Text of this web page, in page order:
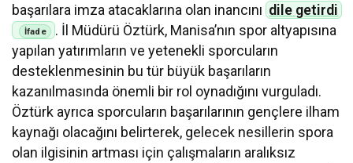
başarılara imza atacaklarına olan inancını dile getirdi
. İl Müdürü Öztürk, Manisa’nın spor altyapısına
yapılan yatırımların ve yetenekli sporcuların
desteklenmesinin bu tür büyük başarıların
kazanılmasında önemli bir rol oynadığını vurguladı.
Öztürk ayrıca sporcuların başarılarının gençlere ilham
kaynağı olacağını belirterek, gelecek nesillerin spora
olan ilgisinin artması için çalışmaların aralıksız